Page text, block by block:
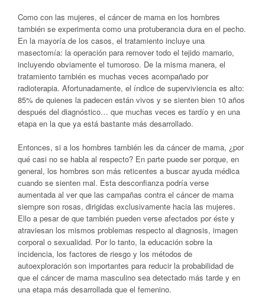
Como con las mujeres, el cáncer de mama en los hombres
también se experimenta como una protuberancia dura en el pecho.
En la mayoría de los casos, el tratamiento incluye una
masectomía: la operación para remover todo el tejido mamario,
incluyendo obviamente el tumoroso. De la misma manera, el
tratamiento también es muchas veces acompañado por
radioterapia. Afortunadamente, el índice de superviviencia es alto:
85% de quienes la padecen están vivos y se sienten bien 10 años
después del diagnóstico… que muchas veces es tardío y en una
etapa en la que ya está bastante más desarrollado.
Entonces, si a los hombres también les da cáncer de mama, ¿por
qué casi no se habla al respecto? En parte puede ser porque, en
general, los hombres son más reticentes a buscar ayuda médica
cuando se sienten mal. Esta desconfianza podría verse
aumentada al ver que las campañas contra el cáncer de mama
siempre son rosas, dirigidas exclusivamente hacia las mujeres.
Ello a pesar de que también pueden verse afectados por éste y
atraviesan los mismos problemas respecto al diagnosis, imagen
corporal o sexualidad. Por lo tanto, la educación sobre la
incidencia, los factores de riesgo y los métodos de
autoexploración son importantes para reducir la probabilidad de
que el cáncer de mama masculino sea detectado más tarde y en
una etapa más desarrollada que el femenino.